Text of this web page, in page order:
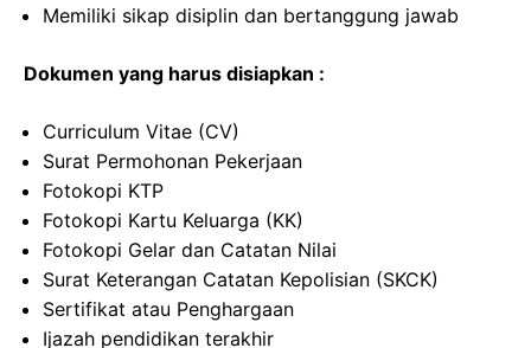
Memiliki sikap disiplin dan bertanggung jawab
Dokumen yang harus disiapkan :
Curriculum Vitae (CV)
Surat Permohonan Pekerjaan
Fotokopi KTP
Fotokopi Kartu Keluarga (KK)
Fotokopi Gelar dan Catatan Nilai
Surat Keterangan Catatan Kepolisian (SKCK)
Sertifikat atau Penghargaan
Ijazah pendidikan terakhir